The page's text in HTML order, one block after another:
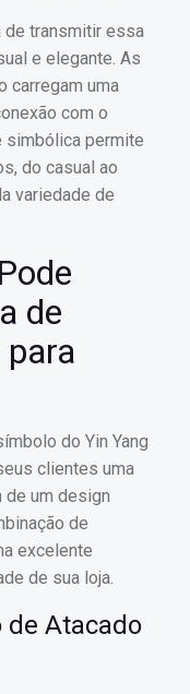
de transmitir essa
e elegante. As
carregam uma
com o
simbólica permite
do casual ao
variedade de
de
do Yin Yang
clientes uma
de um design
de
excelente
de sua loja.
de Atacado